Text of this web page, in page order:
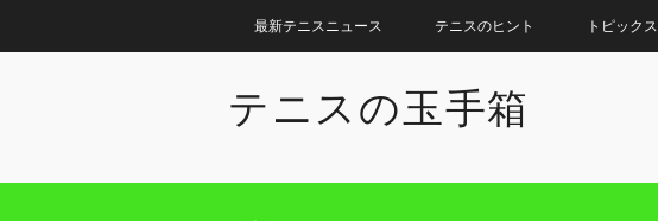
最新テニスニュース テニスのヒント トピックス
テニスの玉手箱